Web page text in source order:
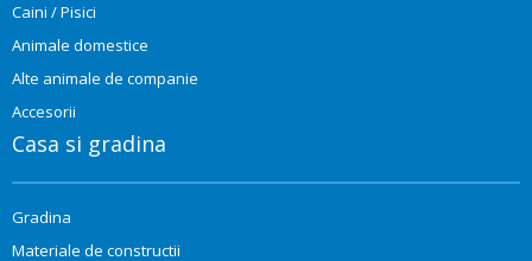
Caini / Pisici
Animale domestice
Alte animale de companie
Accesorii
Casa si gradina
Gradina
Materiale de constructii